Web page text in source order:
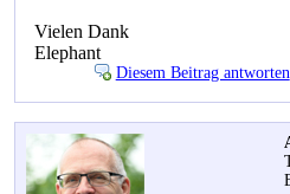
Vielen Dank
Elephant
Diesem Beitrag antworten